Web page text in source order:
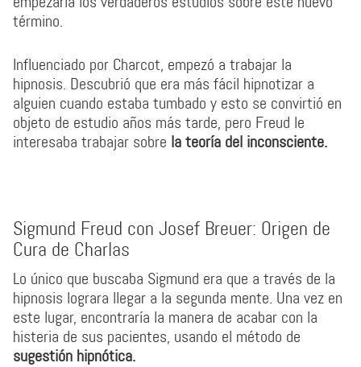
término.
Influenciado por Charcot, empezó a trabajar la
hipnosis. Descubrió que era más fácil hipnotizar a
alguien cuando estaba tumbado y esto se convirtió en
objeto de estudio años más tarde, pero Freud le
interesaba trabajar sobre la teoría del inconsciente.
Sigmund Freud con Josef Breuer: Origen de
Cura de Charlas
Lo único que buscaba Sigmund era que a través de la
hipnosis lograra llegar a la segunda mente. Una vez en
este lugar, encontraría la manera de acabar con la
histeria de sus pacientes, usando el método de
sugestión hipnótica.